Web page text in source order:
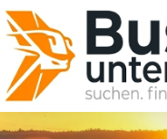
Skip
to
content